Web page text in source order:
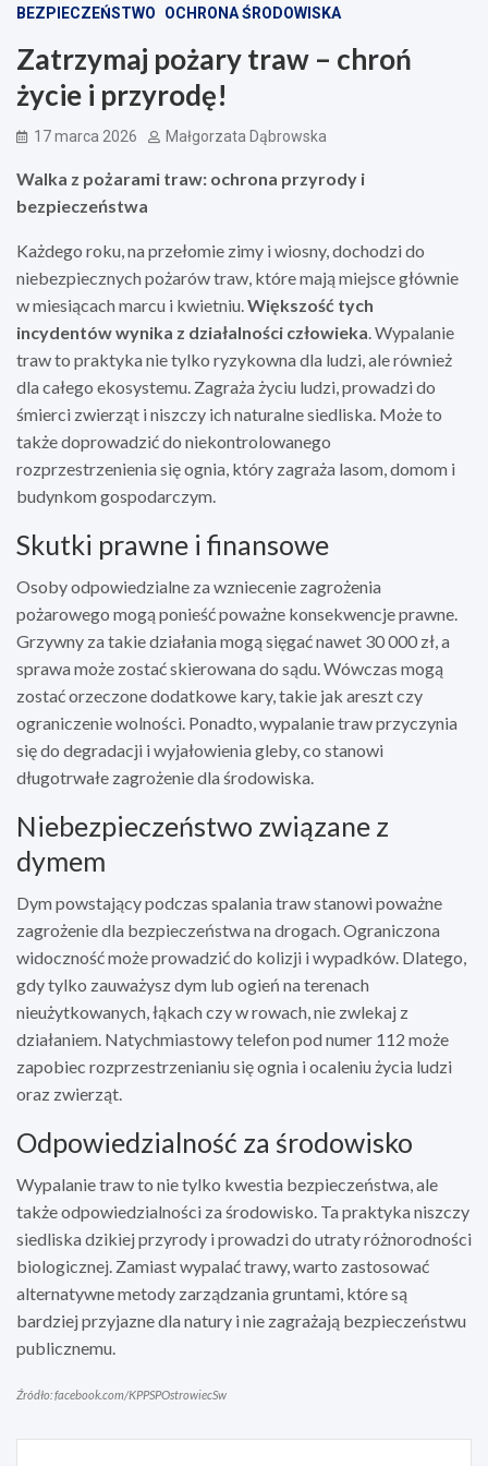
BEZPIECZEŃSTWO OCHRONA ŚRODOWISKA
Zatrzymaj pożary traw – chroń
życie i przyrodę!
17 marca 2026 Małgorzata Dąbrowska
Walka z pożarami traw: ochrona przyrody i
bezpieczeństwa
Każdego roku, na przełomie zimy i wiosny, dochodzi do
niebezpiecznych pożarów traw, które mają miejsce głównie
w miesiącach marcu i kwietniu. Większość tych
incydentów wynika z działalności człowieka . Wypalanie
traw to praktyka nie tylko ryzykowna dla ludzi, ale również
dla całego ekosystemu. Zagraża życiu ludzi, prowadzi do
śmierci zwierząt i niszczy ich naturalne siedliska. Może to
także doprowadzić do niekontrolowanego
rozprzestrzenienia się ognia, który zagraża lasom, domom i
budynkom gospodarczym.
Skutki prawne i finansowe
Osoby odpowiedzialne za wzniecenie zagrożenia
pożarowego mogą ponieść poważne konsekwencje prawne.
Grzywny za takie działania mogą sięgać nawet 30 000 zł, a
sprawa może zostać skierowana do sądu. Wówczas mogą
zostać orzeczone dodatkowe kary, takie jak areszt czy
ograniczenie wolności. Ponadto, wypalanie traw przyczynia
się do degradacji i wyjałowienia gleby, co stanowi
długotrwałe zagrożenie dla środowiska.
Niebezpieczeństwo związane z
dymem
Dym powstający podczas spalania traw stanowi poważne
zagrożenie dla bezpieczeństwa na drogach. Ograniczona
widoczność może prowadzić do kolizji i wypadków. Dlatego,
gdy tylko zauważysz dym lub ogień na terenach
nieużytkowanych, łąkach czy w rowach, nie zwlekaj z
działaniem. Natychmiastowy telefon pod numer 112 może
zapobiec rozprzestrzenianiu się ognia i ocaleniu życia ludzi
oraz zwierząt.
Odpowiedzialność za środowisko
Wypalanie traw to nie tylko kwestia bezpieczeństwa, ale
także odpowiedzialności za środowisko. Ta praktyka niszczy
siedliska dzikiej przyrody i prowadzi do utraty różnorodności
biologicznej. Zamiast wypalać trawy, warto zastosować
alternatywne metody zarządzania gruntami, które są
bardziej przyjazne dla natury i nie zagrażają bezpieczeństwu
publicznemu.
Źródło: facebook.com/KPPSPOstrowiecSw